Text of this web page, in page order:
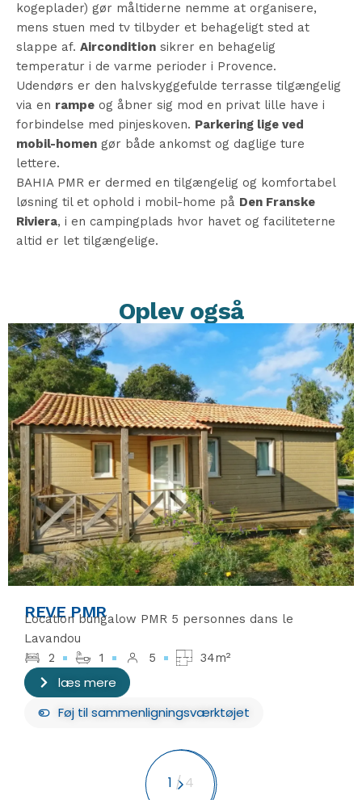
kogeplader) gør måltiderne nemme at organisere,
mens stuen med tv tilbyder et behageligt sted at
slappe af. Aircondition sikrer en behagelig
temperatur i de varme perioder i Provence.
Udendørs er den halvskyggefulde terrasse tilgængelig
via en rampe og åbner sig mod en privat lille have i
forbindelse med pinjeskoven. Parkering lige ved
mobil-homen gør både ankomst og daglige ture
lettere.
BAHIA PMR er dermed en tilgængelig og komfortabel
løsning til et ophold i mobil-home på Den Franske
Riviera, i en campingplads hvor havet og faciliteterne
altid er let tilgængelige.
Oplev også
REVE PMR
Location bungalow PMR 5 personnes dans le
Lavandou
2
1 5 34m²
læs mere
Føj til sammenligningsværktøjet
1 /4